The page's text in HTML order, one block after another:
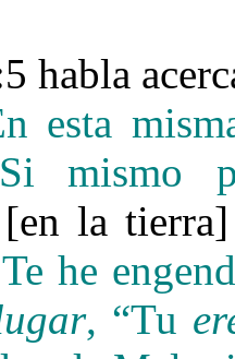
habla
esta
mismo
la
he
, “Tu